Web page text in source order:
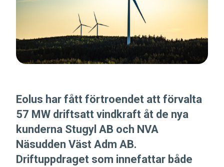
Eolus har fått förtroendet att förvalta
57 MW driftsatt vindkraft åt de nya
kunderna Stugyl AB och NVA
Näsudden Väst Adm AB.
Driftuppdraget som innefattar både